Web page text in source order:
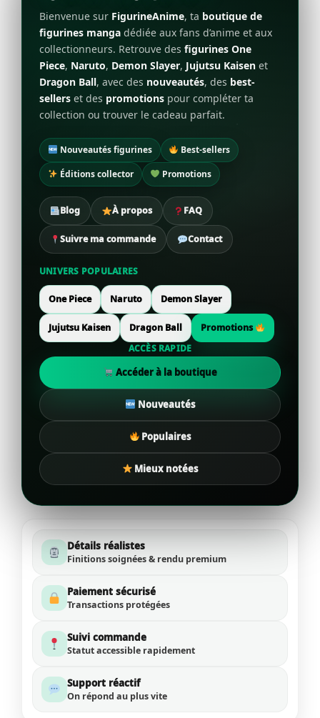
Bienvenue sur FigurineAnime, ta boutique de
figurines manga dédiée aux fans d’anime et aux
collectionneurs. Retrouve des figurines One
Piece, Naruto, Demon Slayer, Jujutsu Kaisen et
Dragon Ball, avec des nouveautés, des best-
sellers et des promotions pour compléter ta
collection ou trouver le cadeau parfait.
Nouveautés figurines
Best-sellers
Éditions collector
Promotions
Blog À propos FAQ
Suivre ma commande Contact
UNIVERS POPULAIRES
One Piece Naruto Demon Slayer
Jujutsu Kaisen Dragon Ball
Promotions
ACCÈS RAPIDE
Accéder à la boutique
Nouveautés
Populaires
Mieux notées
Détails réalistes
Finitions soignées & rendu premium
Paiement sécurisé
Transactions protégées
Suivi commande
Statut accessible rapidement
Support réactif
On répond au plus vite